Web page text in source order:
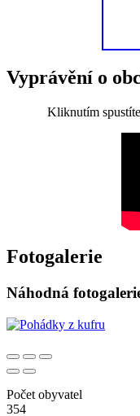
Vyprávění o
Kliknutím
Fotogalerie
Náhodná
Počet obyvatel
354